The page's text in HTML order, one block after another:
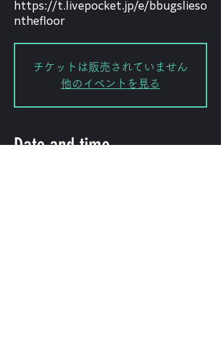
https://t.livepocket.jp/e/bbugslieso
nthefloor
チケットは販売されていません
他のイベントを見る
Date and time